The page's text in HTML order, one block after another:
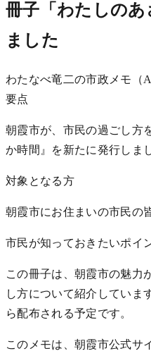
冊子「わたしのあ
ました
わたなべ竜二の市政メモ（
要点
朝霞市が、市民の過ごし方
か時間』を新たに発行しま
対象となる方
朝霞市にお住まいの市民の
市民が知っておきたいポイ
この冊子は、朝霞市の魅力
し方について紹介していま
ら配布される予定です。
このメモは、朝霞市公式サ